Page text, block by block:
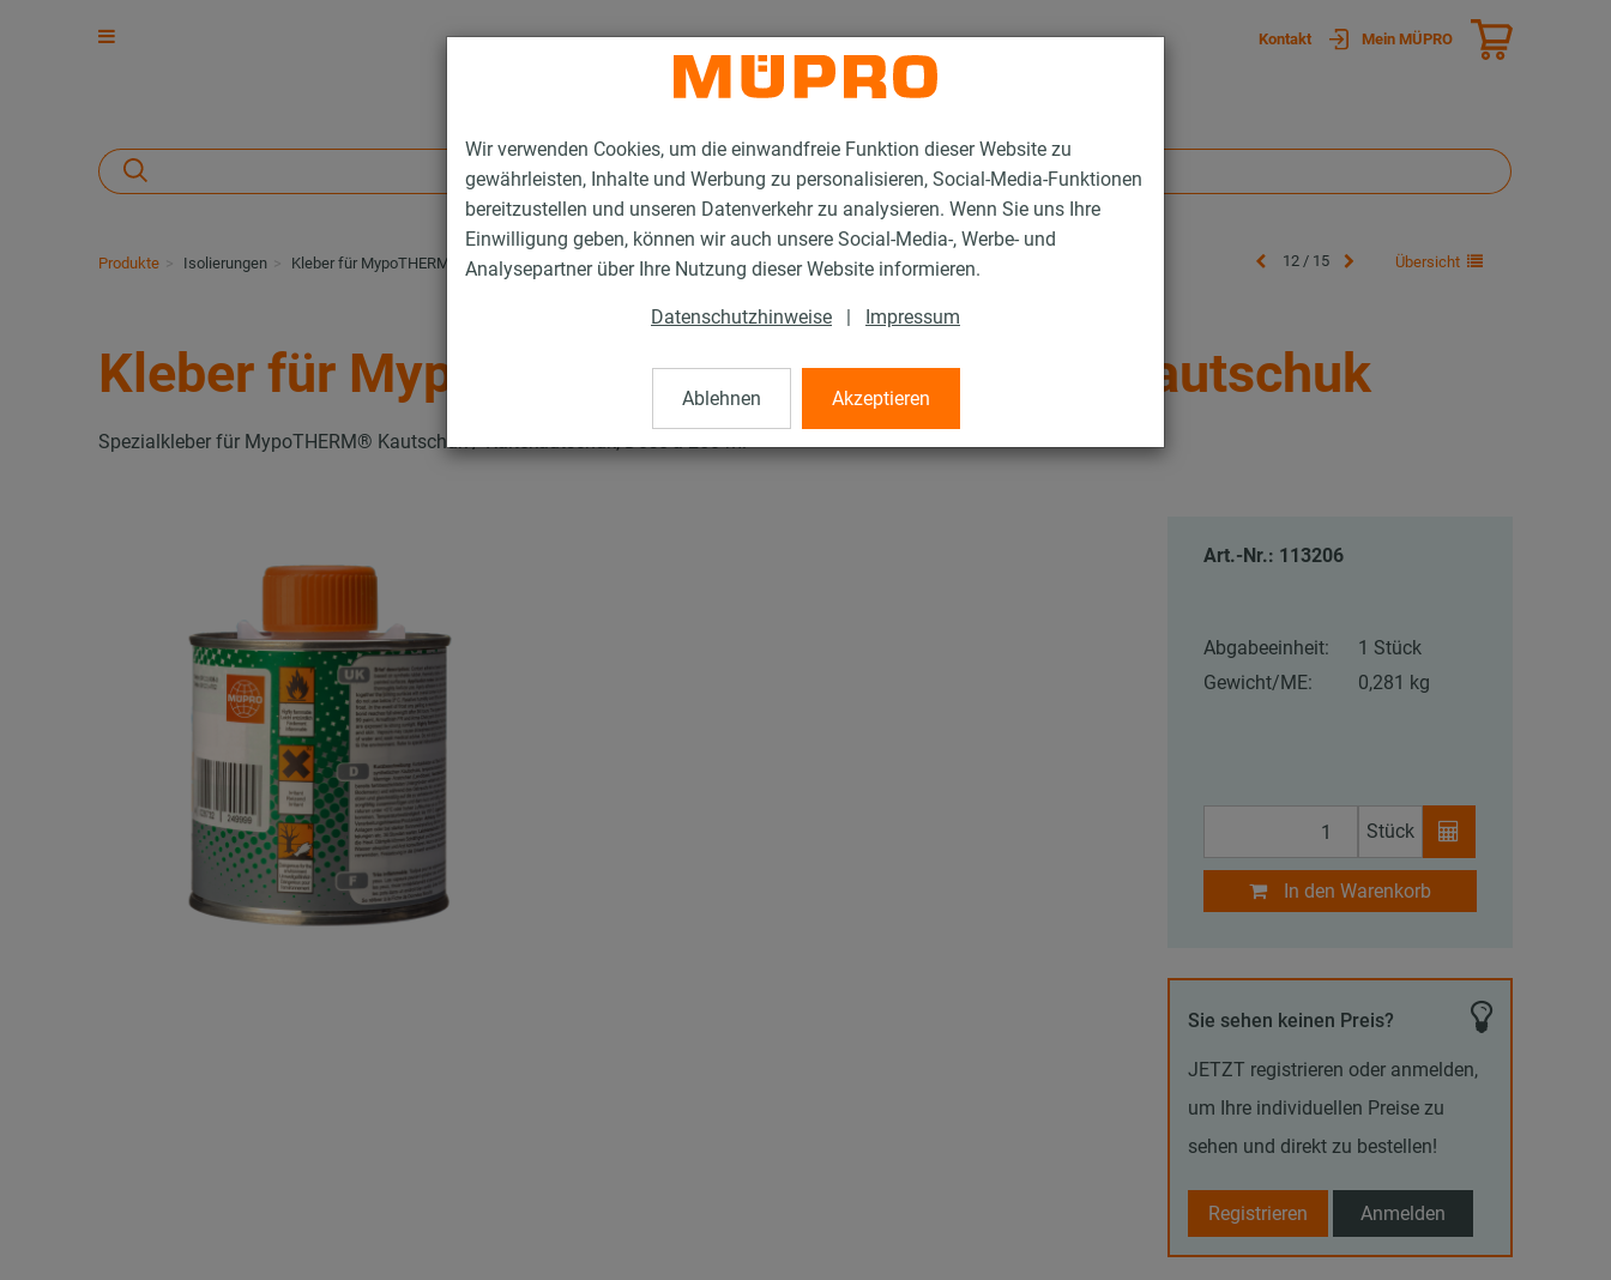
Wir verwenden Cookies, um die einwandfreie Funktion dieser Website zu
gewährleisten, Inhalte und Werbung zu personalisieren, Social-Media-Funktionen
bereitzustellen und unseren Datenverkehr zu analysieren. Wenn Sie uns Ihre
Einwilligung geben, können wir auch unsere Social-Media-, Werbe- und
Analysepartner über Ihre Nutzung dieser Website informieren.
Datenschutzhinweise | Impressum
Ablehnen Akzeptieren
Kontakt Mein MÜPRO
Produkte Isolierungen Kleber für MypoTHERM® Kautschuk/Kältekautschuk 12 / 15 Übersicht
Kleber für MypoTHERM® Kautschuk/Kältekautschuk
Spezialkleber für MypoTHERM® Kautschuk / Kältekautschuk, Dose à 250 ml
Art.-Nr.: 113206
Abgabeeinheit:
1 Stück
Gewicht/ME:
0,281 kg
Stück
In den Warenkorb
Sie sehen keinen Preis?
JETZT registrieren oder anmelden,
um Ihre individuellen Preise zu
sehen und direkt zu bestellen!
Registrieren Anmelden